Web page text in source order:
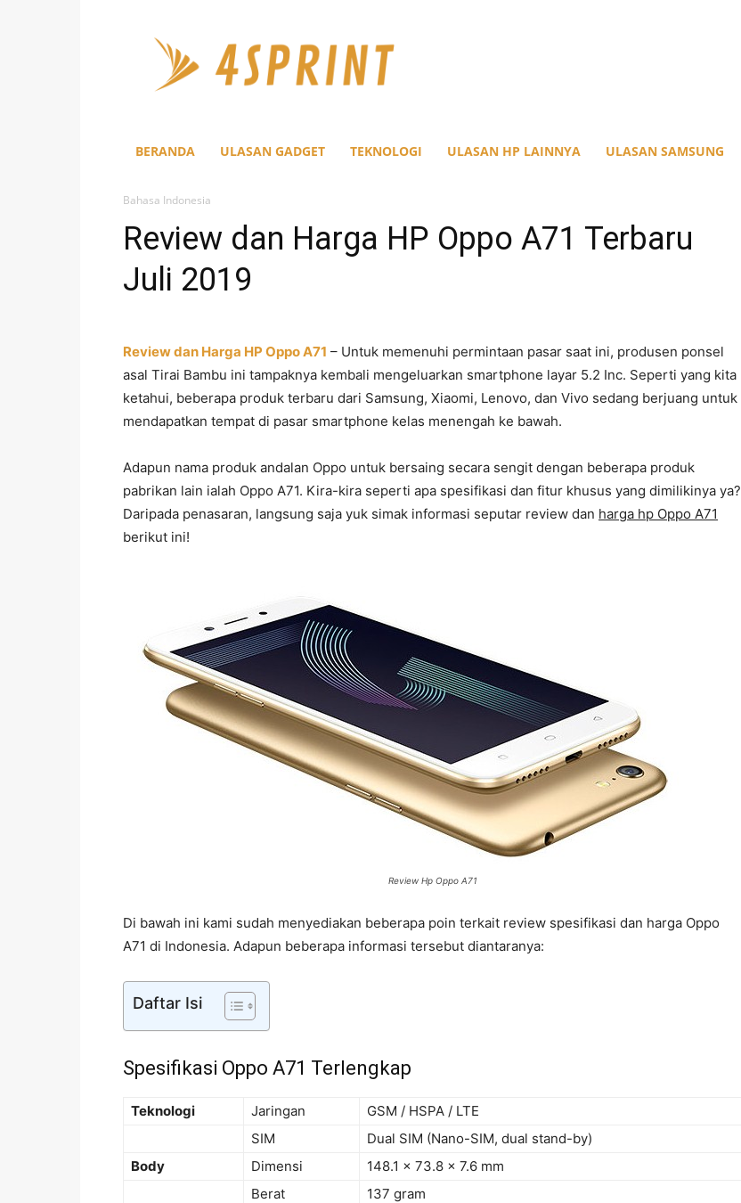
BERANDA ULASAN GADGET TEKNOLOGI ULASAN HP LAINNYA ULASAN SAMSUNG
Bahasa Indonesia
Review dan Harga HP Oppo A71 Terbaru
Juli 2019
Review dan Harga HP Oppo A71 – Untuk memenuhi permintaan pasar saat ini, produsen ponsel
asal Tirai Bambu ini tampaknya kembali mengeluarkan smartphone layar 5.2 Inc. Seperti yang kita
ketahui, beberapa produk terbaru dari Samsung, Xiaomi, Lenovo, dan Vivo sedang berjuang untuk
mendapatkan tempat di pasar smartphone kelas menengah ke bawah.
Adapun nama produk andalan Oppo untuk bersaing secara sengit dengan beberapa produk
pabrikan lain ialah Oppo A71. Kira-kira seperti apa spesifikasi dan fitur khusus yang dimilikinya ya?
Daripada penasaran, langsung saja yuk simak informasi seputar review dan harga hp Oppo A71
berikut ini!
Review Hp Oppo A71
Di bawah ini kami sudah menyediakan beberapa poin terkait review spesifikasi dan harga Oppo
A71 di Indonesia. Adapun beberapa informasi tersebut diantaranya:
Daftar Isi
Spesifikasi Oppo A71 Terlengkap
Teknologi Jaringan
GSM / HSPA / LTE
SIM
Dual SIM (Nano-SIM, dual stand-by)
Body
Dimensi
148.1 x 73.8 x 7.6 mm
Berat
137 gram